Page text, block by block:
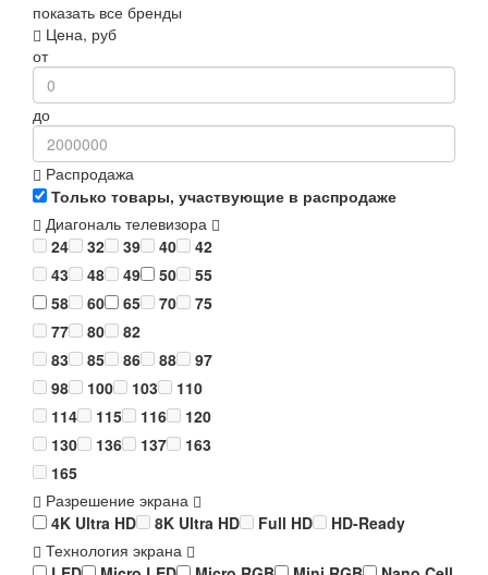
показать все бренды
Цена, руб
от
до
Распродажа
Только товары, участвующие в распродаже
Диагональ телевизора
24
32 39 40
42
43
48 49 50
55
58
60 65 70
75
77
80
82
83
85 86 88
97
98
100 103
110
114
115 116
120
130
136 137
163
165
Разрешение экрана
4K Ultra HD
8K Ultra HD Full HD
HD-Ready
Технология экрана